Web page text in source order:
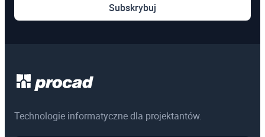
Subskrybuj
Technologie informatyczne dla projektantów.